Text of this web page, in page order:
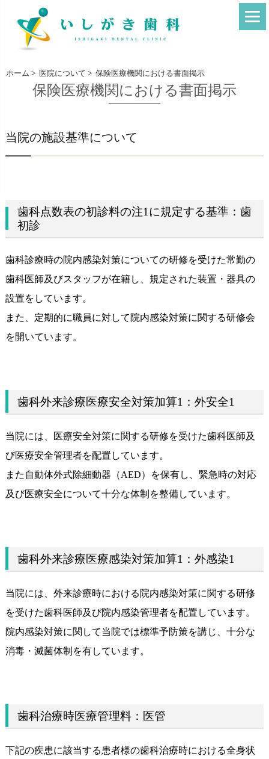
ホーム > 医院について > 保険医療機関における書面掲示
保険医療機関における書面掲示
当院の施設基準について
歯科点数表の初診料の注1に規定する基準：歯
初診
歯科診療時の院内感染対策についての研修を受けた常勤の
歯科医師及びスタッフが在籍し、規定された装置・器具の
設置をしています。
また、定期的に職員に対して院内感染対策に関する研修会
を開いています。
歯科外来診療医療安全対策加算1：外安全1
当院には、医療安全対策に関する研修を受けた歯科医師及
び医療安全管理者を配置しています。
また自動体外式除細動器（AED）を保有し、緊急時の対応
及び医療安全について十分な体制を整備しています。
歯科外来診療医療感染対策加算1：外感染1
当院には、外来診療時における院内感染対策に関する研修
を受けた歯科医師及び院内感染管理者を配置しています。
院内感染対策に関して当院では標準予防策を講じ、十分な
消毒・滅菌体制を有しています。
歯科治療時医療管理料：医管
下記の疾患に該当する患者様の歯科治療時における全身状